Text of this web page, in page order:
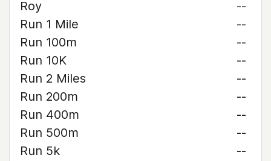
Roy
--
Run 1 Mile
--
Run 100m
--
Run 10K
--
Run 2 Miles
--
Run 200m
--
Run 400m
--
Run 500m
--
Run 5k
--